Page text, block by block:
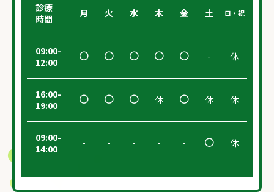
診療
時間
月 火 水 木 金 土 日・祝
09:00-
12:00
- 休
16:00-
19:00
休 休 休
09:00-
14:00
- - - - - 休